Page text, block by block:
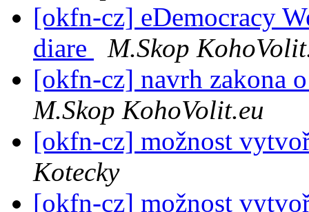
[okfn-cz] eDemocracy
diare
M.Skop
[okfn-cz] navrh zakona
M.Skop KohoVolit.eu
[okfn-cz] možnost
Kotecky
[okfn-cz] možnost